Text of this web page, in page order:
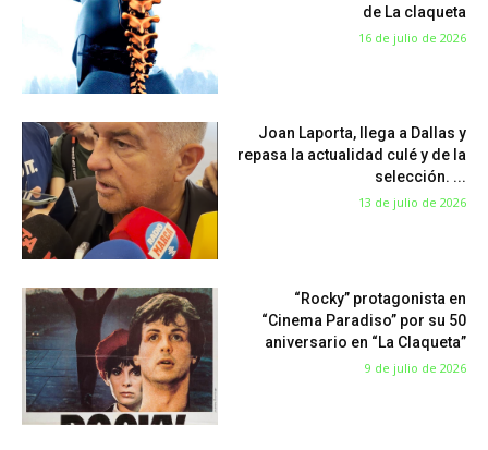
de La claqueta
16 de julio de 2026
Joan Laporta, llega a Dallas y
repasa la actualidad culé y de la
selección. ...
13 de julio de 2026
“Rocky” protagonista en
“Cinema Paradiso” por su 50
aniversario en “La Claqueta”
9 de julio de 2026